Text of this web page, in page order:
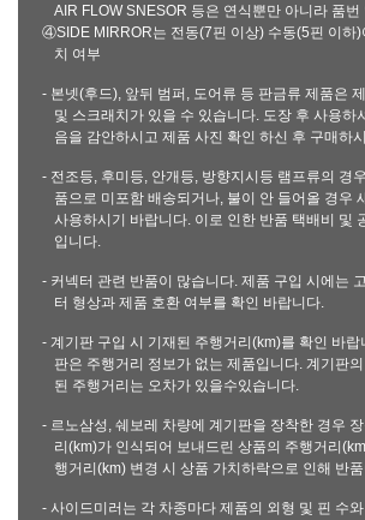
AIR FLOW SNESOR 등은 연식뿐만 아니라 품번
④SIDE MIRROR는 전동(7핀 이상) 수동(5핀 이하)
치 여부
- 본넷(후드), 앞뒤 범퍼, 도어류 등 판금류 제품은
및 스크래치가 있을 수 있습니다. 도장 후 사용하
음을 감안하시고 제품 사진 확인 하신 후 구매하
- 전조등, 후미등, 안개등, 방향지시등 램프류의 경
품으로 미포함 배송되거나, 불이 안 들어올 경우
사용하시기 바랍니다. 이로 인한 반품 택배비 및
입니다.
- 커넥터 관련 반품이 많습니다. 제품 구입 시에는
터 형상과 제품 호환 여부를 확인 바랍니다.
- 계기판 구입 시 기재된 주행거리(km)를 확인 바랍
판은 주행거리 정보가 없는 제품입니다. 계기판
된 주행거리는 오차가 있을수있습니다.
- 르노삼성, 쉐보레 차량에 계기판을 장착한 경우
리(km)가 인식되어 보내드린 상품의 주행거리
행거리(km) 변경 시 상품 가치하락으로 인해 반
- 사이드미러는 각 차종마다 제품의 외형 및 핀 수